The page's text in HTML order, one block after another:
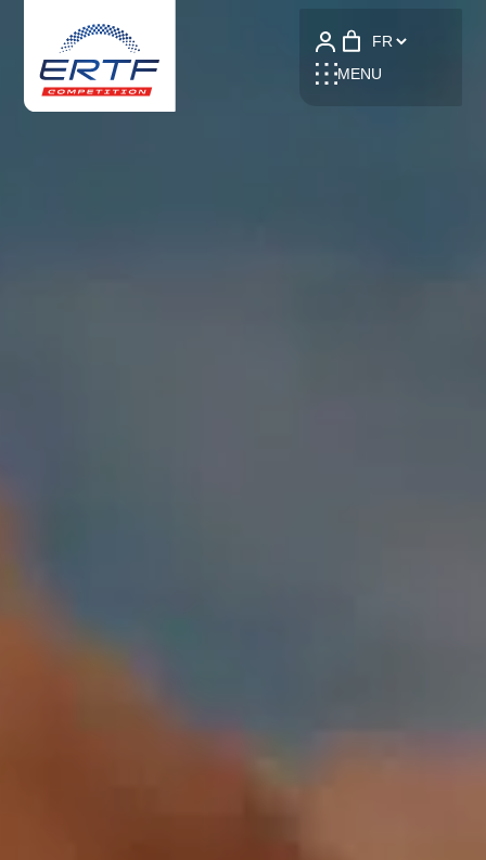
MENU
Language